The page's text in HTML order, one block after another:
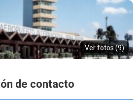
Ver fotos (9)
de contacto